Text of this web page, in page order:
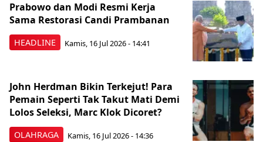
HEADLINE
Prabowo dan Modi Resmi Kerja
Sama Restorasi Candi Prambanan
Kamis, 16 Jul 2026 - 14:41
OLAHRAGA
John Herdman Bikin Terkejut! Para
Pemain Seperti Tak Takut Mati Demi
Lolos Seleksi, Marc Klok Dicoret?
Kamis, 16 Jul 2026 - 14:36